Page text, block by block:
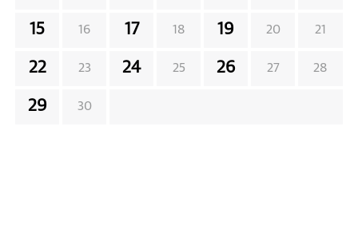
15 16 17 18 19 20 21
22 23 24 25 26 27 28
29 30